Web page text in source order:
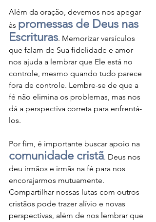
Além da oração, devemos nos apegar
às promessas de Deus nas
Escrituras. Memorizar versículos
que falam de Sua fidelidade e amor
nos ajuda a lembrar que Ele está no
controle, mesmo quando tudo parece
fora de controle. Lembre-se de que a
fé não elimina os problemas, mas nos
dá a perspectiva correta para enfrentá-
los.
Por fim, é importante buscar apoio na
comunidade cristã. Deus nos
deu irmãos e irmãs na fé para nos
encorajarmos mutuamente.
Compartilhar nossas lutas com outros
cristãos pode trazer alívio e novas
perspectivas, além de nos lembrar que